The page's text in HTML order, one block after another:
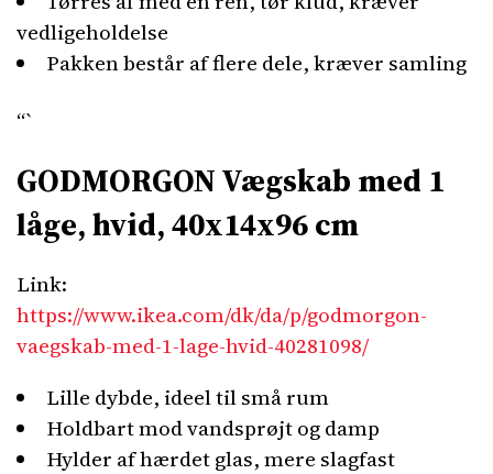
vedligeholdelse
Pakken består af flere dele, kræver samling
“`
GODMORGON Vægskab med 1
låge, hvid, 40x14x96 cm
Link:
https://www.ikea.com/dk/da/p/godmorgon-
vaegskab-med-1-lage-hvid-40281098/
Lille dybde, ideel til små rum
Holdbart mod vandsprøjt og damp
Hylder af hærdet glas, mere slagfast